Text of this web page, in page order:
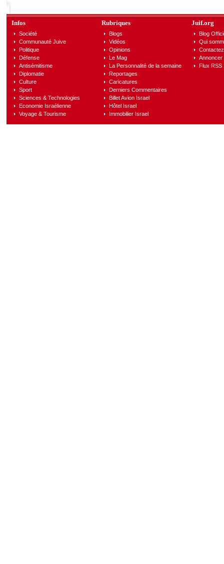
Infos
Société
Communauté Juive
Politique
Défense
Antisémitisme
Diplomatie
Culture
Sport
Sciences & Technologies
Economie Israélienne
Voyage & Tourisme
Rubriques
Blogs
Vidéos
Opinions
Le Mag
La Personnalité de la semaine
Reportages
Caricatures
Derniers Commentaires
Billet Avion Israel
Hôtel Israel
Immobilier Israel
Juif.org
Blog
Qui
Annoncer
Flux RSS